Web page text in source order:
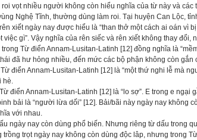
roi vọt nhiều người không còn hiểu nghĩa của từ này và
Nghệ Tĩnh, thường dùng làm roi. Tại huyện Can Lộc,
xiết ngày nay được hiểu là “than thở một cách ai oán vì
việc gì”. Vậy nghĩa của rên siếc và rên xiết không thay
trong Từ điển Annam-Lusitan-Latinh [12] đồng nghĩa là
đã hư hỏng nhiều, đến mức các bộ phận không còn gắn
Từ điển Annam-Lusitan-Latinh [12] là “một thứ nghi lễ mà
hè.
điển Annam-Lusitan-Latinh [12] là “lo sợ”. E trong e
bải là “người lừa dối” [12]. Bải/bãi này ngày nay không
với nhau.
ngày nay còn dùng phổ biến. Nhưng riêng từ dấu trong
trồng trọt ngày nay không còn dùng độc lâp, nhưng trong